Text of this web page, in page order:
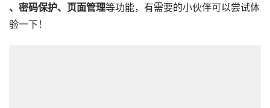
、密码保护、页面管理等功能，有需要的小伙伴可以尝试体
验一下！